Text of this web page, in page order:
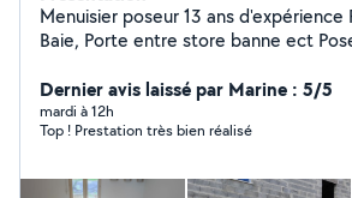
Menuisier poseur 13 ans d'expérience
Baie, Porte entre store banne ect
Pose de parquet stratifié/pvc
. plaque de véranda Je touche a beaucoup de chose
Rendre le client satisfait de mon
solution Je travail comme si c'était
Dernier avis laissé par Marine : 5/5
mardi à 12h
Top ! Prestation très bien réalisé